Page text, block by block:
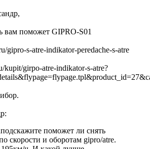
вам поможет GIPRO-S01
gipro-s-atre-indikator-peredache-s-atre
kupit/girpo-atre-indikator-s-atre?
дскажите поможет ли снять
скорости и оборотам gipro/atre.